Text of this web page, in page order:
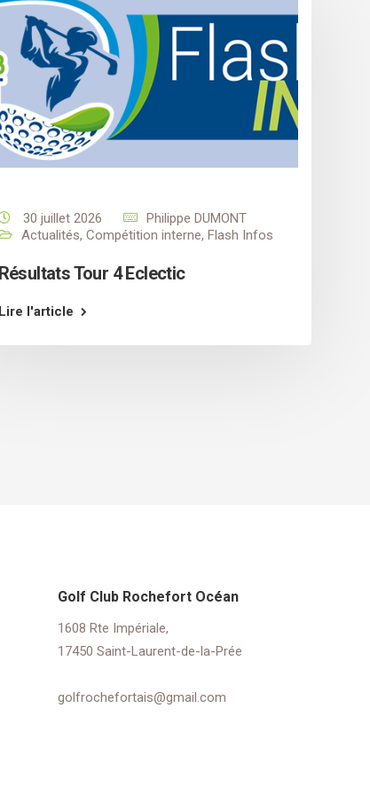
30 juillet 2026
Philippe DUMONT
Actualités, Compétition interne, Flash Infos
Résultats Tour 4 Eclectic
Lire l'article
Golf Club Rochefort Océan
1608 Rte Impériale,
17450 Saint-Laurent-de-la-Prée
golfrochefortais@gmail.com